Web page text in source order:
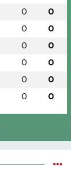
0 0
0 0
0 0
0 0
0 0
0 0